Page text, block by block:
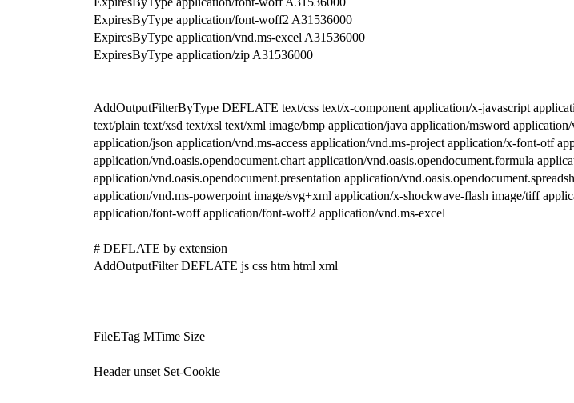
ExpiresByType application/font-woff2 A31536000
ExpiresByType application/vnd.ms-excel A31536000
ExpiresByType application/zip A31536000
AddOutputFilterByType DEFLATE text/css text/x-component application/x-javascript
text/plain text/xsd text/xsl text/xml image/bmp application/java application/msword
application/json application/vnd.ms-access application/vnd.ms-project application/x-font-otf
application/vnd.oasis.opendocument.chart application/vnd.oasis.opendocument.formula
application/vnd.oasis.opendocument.presentation application/
application/vnd.ms-powerpoint image/svg+xml application/x-shockwave-flash image/tiff
application/font-woff application/font-woff2 application/vnd.ms-excel
# DEFLATE by extension
AddOutputFilter DEFLATE js css htm html xml
FileETag MTime Size
Header unset Set-Cookie